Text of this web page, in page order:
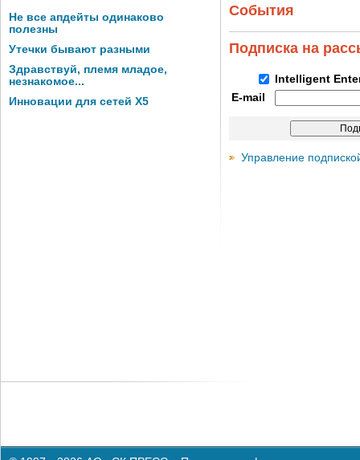
Не все апдейты одинаково
полезны
Утечки бывают разными
Здравствуй, племя младое,
незнакомое...
Инновации для сетей X5
События
Подписка на
Intelligent
E-mail
Управление